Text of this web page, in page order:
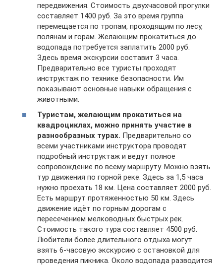
передвижения. Стоимость двухчасовой прогулки
составляет 1400 руб. За это время группа
перемещается по тропам, проходящим по лесу,
полянам и горам. Желающим прокатиться до
водопада потребуется заплатить 2000 руб.
Здесь время экскурсии составит 3 часа.
Предварительно все туристы проходят
инструктаж по технике безопасности. Им
показывают основные навыки обращения с
животными.
Туристам, желающим прокатиться на
квадроциклах, можно принять участие в
разнообразных турах. Предварительно со
всеми участниками инструктора проводят
подробный инструктаж и ведут полное
сопровождение по всему маршруту. Можно взять
тур движения по горной реке. Здесь за 1,5 часа
нужно проехать 18 км. Цена составляет 2000 руб.
Есть маршрут протяженностью 50 км. Здесь
движение идёт по горным дорогам с
пересечением мелководных быстрых рек.
Стоимость такого тура составляет 4500 руб.
Любители более длительного отдыха могут
взять 6-часовую экскурсию с остановкой для
проведения пикника. Около водопада разводится